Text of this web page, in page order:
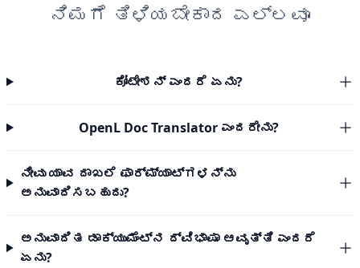
ನಿಮಗೆ ತಿಳಿಯಬೇಕಾದ ಎಲ್ಲವೂ
ಕೋಟೇಶನ್ ಎಂದರೆ ಏನು?
OpenL Doc Translator ಎಂದರೇನು?
ನೀವು ಯಾವ ದಾಖಲೆ ಫಾರ್ಮ್ಯಾಟ್‌ಗಳನ್ನು
ಅನುವಾದಿಸಬಹುದು?
ಅನುವಾದಿತ ಡಾಕ್ಯುಮೆಂಟ್‌ನ ದ್ವಿಭಾಷಾ ಆವೃತ್ತಿ ಎಂದರೆ
ಏನು?